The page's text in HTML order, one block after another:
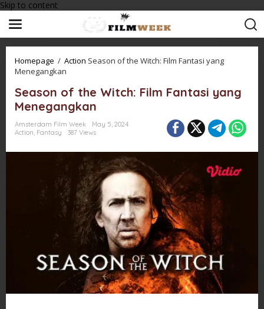
Skip to content
Homepage / Action Season of the Witch: Film Fantasi yang
Menegangkan
Season of the Witch: Film Fantasi yang
Menegangkan
Amsterdam Film Week
May 5, 2024
Action, Fantasy 387 Views